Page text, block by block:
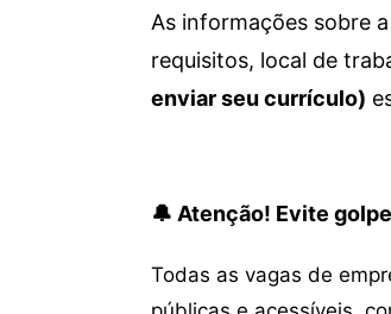
As informações sobre
requisitos, local de
enviar seu currículo)
🔔 Atenção! Evite
Todas as vagas de